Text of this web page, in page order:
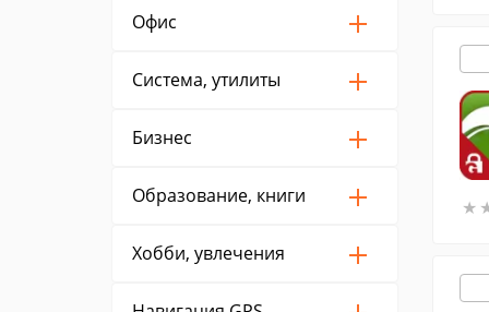
Офис
Система, утилиты
Бизнес
Образование, книги
Хобби, увлечения
★
★